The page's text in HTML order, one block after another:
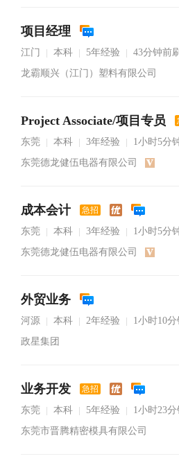
项目经理
江门 本科 5年经验
43分钟前
龙霸顺兴（江门）塑料有限公司
Project Associate/项目专员
东莞 本科 3年经验
1小时5分
东莞德龙健伍电器有限公司
成本会计 急招
东莞 本科 3年经验
1小时5分
东莞德龙健伍电器有限公司
外贸业务
河源 本科 2年经验
1小时10
政星集团
业务开发 急招
东莞 本科 5年经验
1小时23
东莞市晋腾精密模具有限公司